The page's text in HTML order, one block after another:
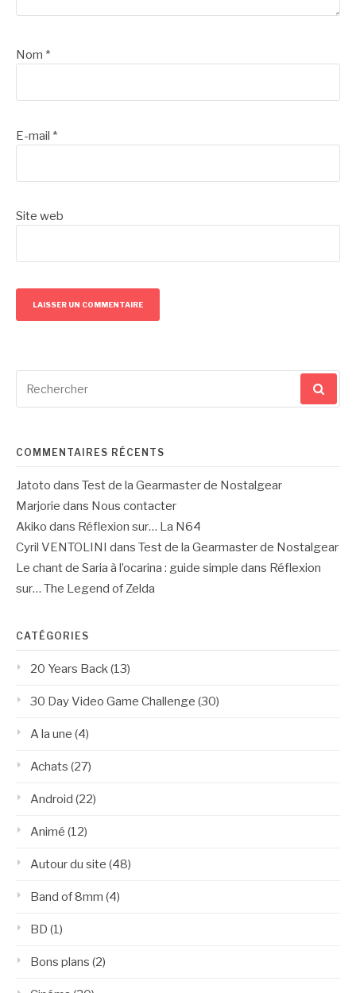
Nom *
E-mail *
Site web
pour
COMMENTAIRES RÉCENTS
Jatoto dans Test de la Gearmaster de Nostalgear
Marjorie dans Nous contacter
Akiko dans Réflexion sur… La N64
Cyril VENTOLINI
dans Test de la Gearmaster de Nostalgear
Le chant de Saria à l’ocarina : guide simple dans Réflexion
sur… The Legend of Zelda
CATÉGORIES
20 Years Back(13)
30 Day Video Game Challenge (30)
A la une (4)
Achats (27)
Android (22)
Animé (12)
Autour du site (48)
Band of 8mm (4)
BD (1)
Bons plans (2)